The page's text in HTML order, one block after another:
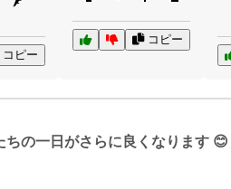
コピー
コピー
の一日がさらに良くなります 😊